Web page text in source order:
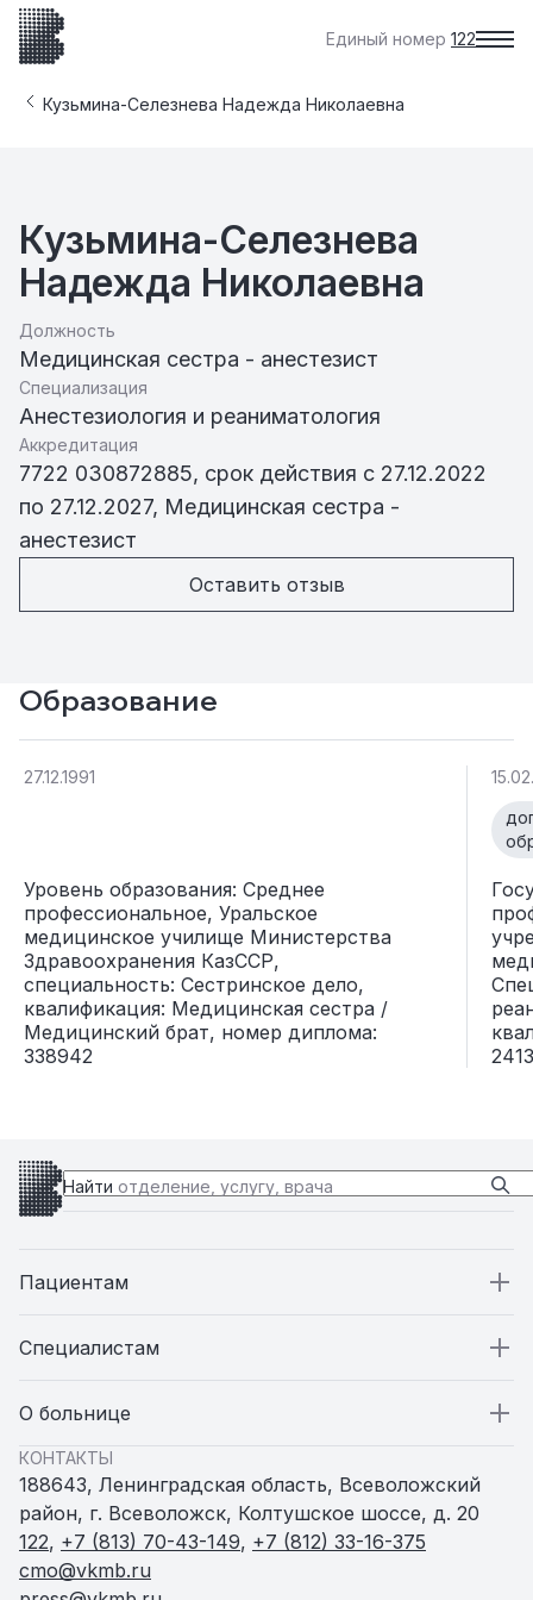
Единый номер 122
Кузьмина-Селезнева
Надежда Николаевна
Должность
Медицинская сестра - анестезист
Специализация
Анестезиология и реаниматология
Аккредитация
7722 030872885, срок действия с 27.12.2022
по 27.12.2027, Медицинская сестра -
анестезист
Оставить отзыв
Кузьмина-Селезнева Надежда Николаевна
Образование
27.12.1991
Уровень образования: Среднее
профессиональное, Уральское
медицинское училище Министерства
Здравоохранения КазССР,
специальность: Сестринское дело,
квалификация: Медицинская сестра /
Медицинский брат, номер диплома:
338942
Найти отделение, услугу, врача
Пациентам
Пациентам
Стационар
Амбулатории и ФАПы
Специалистам
Специалистам
Вакансии
Статьи
О больнице
О больнице
Пресс-служба
КОНТАКТЫ
188643, Ленинградская область, Всеволожский
район, г. Всеволожск, Колтушское шоссе, д. 20
122, +7 (813) 70-43-149, +7 (812) 33-16-375
cmo@vkmb.ru